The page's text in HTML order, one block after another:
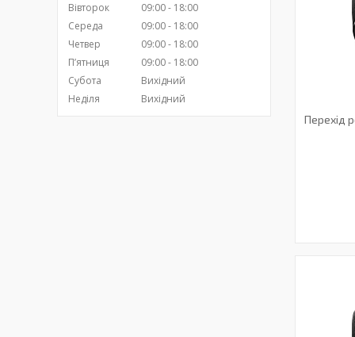
Перехід
Вівторок
09:00
18:00
Середа
09:00
18:00
Четвер
09:00
18:00
Пʼятниця
09:00
18:00
Субота
Вихідний
Неділя
Вихідний